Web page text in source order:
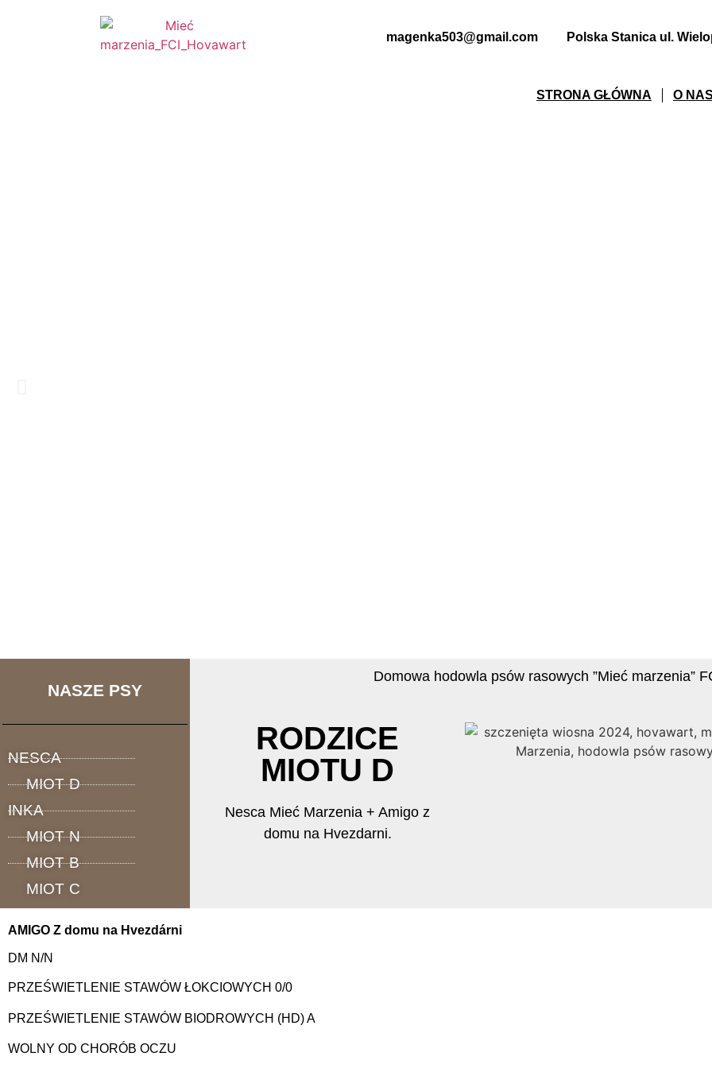
magenka503@gmail.com Polska Stanica ul.
STRONA GŁÓWNA O
”Mieć
Marzenia”
FCI
NASZE PSY
NESCA
MIOT D
INKA
MIOT N
MIOT B
MIOT C
Domowa hodowla psów rasowych ”Mieć marzenia”
RODZICE
MIOTU D
Nesca Mieć Marzenia + Amigo z
domu na Hvezdarni.
AMIGO Z domu na Hvezdárni
DM N/N
PRZEŚWIETLENIE STAWÓW ŁOKCIOWYCH 0/0
PRZEŚWIETLENIE STAWÓW BIODROWYCH (HD) A
WOLNY OD CHORÓB OCZU